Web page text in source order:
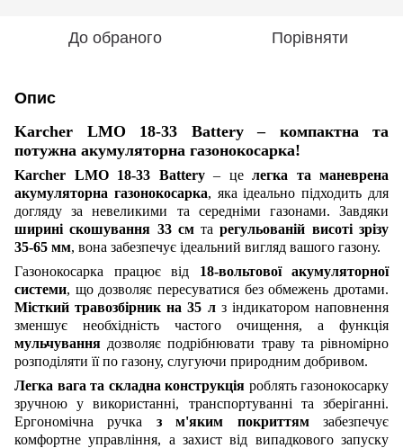
До обраного Порівняти
Опис
Karcher LMO 18-33 Battery – компактна та
потужна акумуляторна газонокосарка!
Karcher LMO 18-33 Battery– це легка та маневрена
акумуляторна газонокосарка, яка ідеально підходить для
догляду за невеликими та середніми газонами. Завдяки
ширині скошування 33 смтарегульованій висоті зрізу
35-65 мм, вона забезпечує ідеальний вигляд вашого газону.
Газонокосарка працює від 18-вольтової акумуляторної
системи, що дозволяє пересуватися без обмежень дротами.
Місткий травозбірник на 35 лз індикатором наповнення
зменшує необхідність частого очищення, а функція
мульчування дозволяє подрібнювати траву та рівномірно
розподіляти її по газону, слугуючи природним добривом.
Легка вага та складна конструкція роблять газонокосарку
зручною у використанні, транспортуванні та зберіганні.
Ергономічна ручка з м'яким покриттямзабезпечує
комфортне управління, а захист від випадкового запуску